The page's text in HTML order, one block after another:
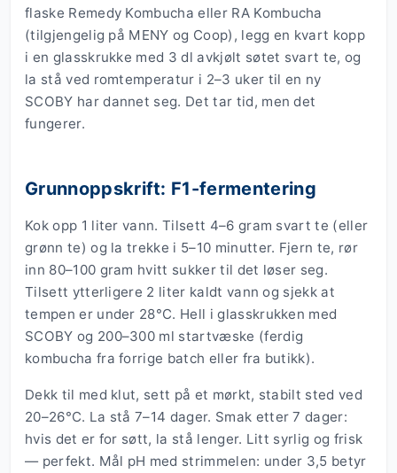
flaske Remedy Kombucha eller RA Kombucha
(tilgjengelig på MENY og Coop), legg en kvart kopp
i en glasskrukke med 3 dl avkjølt søtet svart te, og
la stå ved romtemperatur i 2–3 uker til en ny
SCOBY har dannet seg. Det tar tid, men det
fungerer.
Grunnoppskrift: F1-fermentering
Kok opp 1 liter vann. Tilsett 4–6 gram svart te (eller
grønn te) og la trekke i 5–10 minutter. Fjern te, rør
inn 80–100 gram hvitt sukker til det løser seg.
Tilsett ytterligere 2 liter kaldt vann og sjekk at
tempen er under 28°C. Hell i glasskrukken med
SCOBY og 200–300 ml startvæske (ferdig
kombucha fra forrige batch eller fra butikk).
Dekk til med klut, sett på et mørkt, stabilt sted ved
20–26°C. La stå 7–14 dager. Smak etter 7 dager:
hvis det er for søtt, la stå lenger. Litt syrlig og frisk
— perfekt. Mål pH med strimmelen: under 3,5 betyr